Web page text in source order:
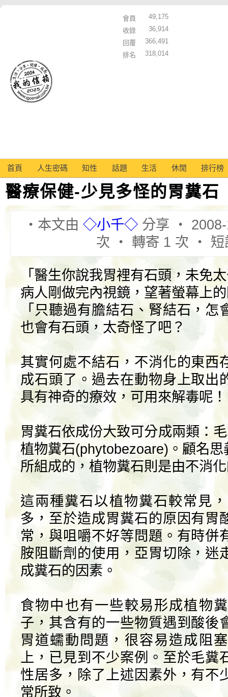
會員
49,175
收錄
36,914
回覆
366,491
排名
318,014
首頁 人生密碼 知性 話題 生活 休閒 排行榜
醫療保健-少見多怪的胃糞石
‧本文由◇小千◇ 分享 ‧
次 ‧ 轉寄 1 次 ‧
「醫生你說我胃裡有石頭，未免
病人剛做完內視鏡，望著螢幕上
「只聽過有膽結石、腎結石，
也會有石頭，太奇怪了吧？
其實何處不結石，不消化的東西
成石頭了。過去在動物身上取出
具有神奇的療效，可用來解毒呢！
胃糞石依成份大致可分成兩類：
植物糞石(phytobezoare)。顧名
所組成的，植物糞石則是由不消
這兩種糞石以植物糞石較常見
多，至於造成胃糞石的原因有胃
常，與咀嚼不好等問題。有時併
胺阻斷劑的使用，亞胃切除，迷
成糞石的因素。
食物中也有一些較易形成植物
子，其含有的一些物質遇到酸後
胃道蠕動問題，很容易造成阻
上，已見到不少案例。至於毛
性居多，除了上述因素外，有不
常所致。